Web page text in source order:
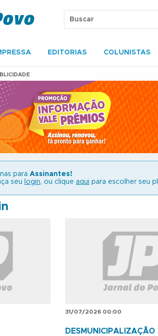
EDITORIAS COLUNISTAS
para Assinantes!
seu
login, ou clique aqui para escolher seu
31/07/2026 00:00
DESMUNICIPALIZAÇÃO